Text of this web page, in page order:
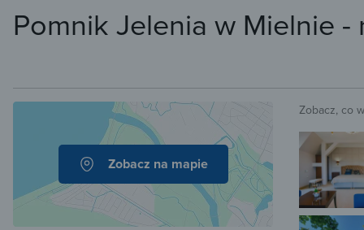
Pomnik Jelenia w Mielnie -
Zobacz, co
Zobacz na mapie